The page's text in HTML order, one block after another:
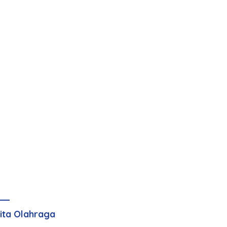
Olahraga